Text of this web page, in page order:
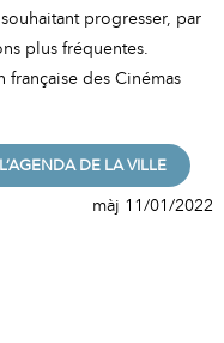
progresser, par
plus fréquentes.
française des Cinémas
DE LA VILLE
màj 11/01/2022